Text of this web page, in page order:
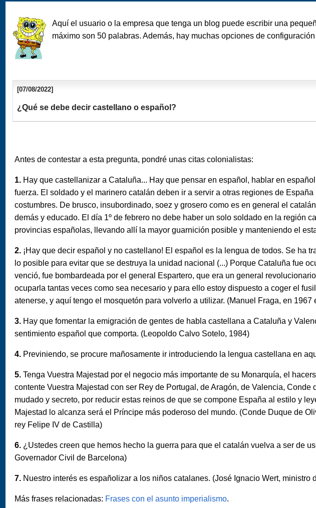
Aquí el usuario o la empresa que tenga un blog puede escribir una
máximo son 50 palabras. Además, hay muchas opciones de
[07/08/2022]
¿Qué se debe decir castellano o español?
Antes de contestar a esta pregunta, pondré unas citas colonialistas:
1. Hay que castellanizar a Cataluña... Hay que pensar en español, hablar en
fuerza. El soldado y el marinero catalán deben ir a servir a otras regiones de
costumbres. De brusco, insubordinado, soez y grosero como es en general el
demás y educado. El día 1º de febrero no debe haber un solo soldado en la región
provincias españolas, llevando allí la mayor guarnición posible y manteniendo el
2. ¡Hay que decir español y no castellano! El español es la lengua de todos. Se ha
lo posible para evitar que se destruya la unidad nacional (...) Porque Cataluña fue
venció, fue bombardeada por el general Espartero, que era un general
ocuparla tantas veces como sea necesario y para ello estoy dispuesto a coger el
atenerse, y aquí tengo el mosquetón para volverlo a utilizar. (Manuel Fraga, en 1967
3. Hay que fomentar la emigración de gentes de habla castellana a Cataluña y
sentimiento español que comporta. (Leopoldo Calvo Sotelo, 1984)
4. Previniendo, se procure mañosamente ir introduciendo la lengua castellana en
5. Tenga Vuestra Majestad por el negocio más importante de su Monarquía, el
contente Vuestra Majestad con ser Rey de Portugal, de Aragón, de Valencia,
mudado y secreto, por reducir estas reinos de que se compone España al estilo y
Majestad lo alcanza será el Príncipe más poderoso del mundo. (Conde Duque de
rey Felipe IV de Castilla)
6. ¿Ustedes creen que hemos hecho la guerra para que el catalán vuelva a ser de
Governador Civil de Barcelona)
7. Nuestro interés es españolizar a los niños catalanes. (José Ignacio Wert,
Más frases relacionadas: Frases con el asunto imperialismo.